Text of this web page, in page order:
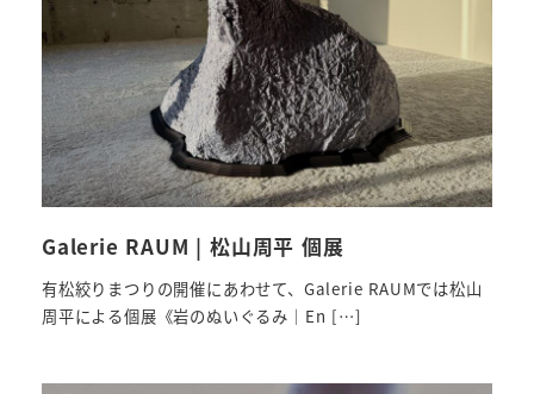
Galerie RAUM | 松山周平 個展
有松絞りまつりの開催にあわせて、Galerie RAUMでは松山
周平による個展《岩のぬいぐるみ｜En […]